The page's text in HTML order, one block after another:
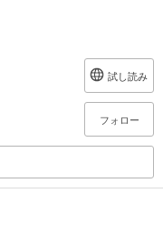
試し読み
フォロー